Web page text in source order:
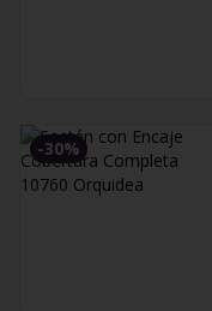
-30%